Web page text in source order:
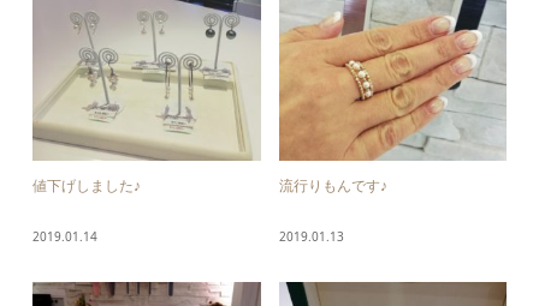
値下げしました♪
2019.01.14
流行りもんです♪
2019.01.13